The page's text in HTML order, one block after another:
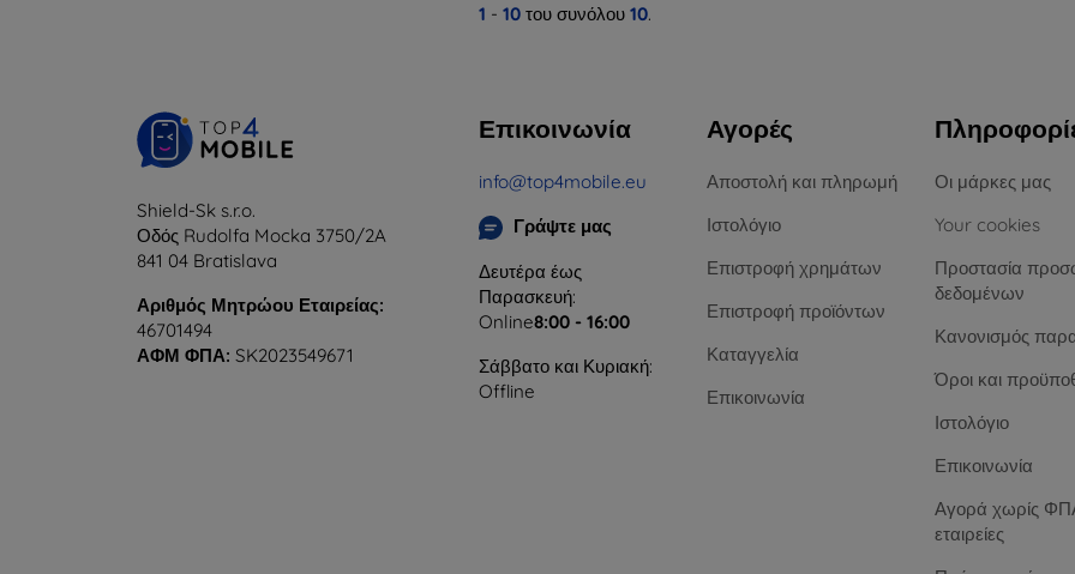
1 - 10 του συνόλου 10.
Shield-Sk s.r.o.
Οδός Rudolfa Mocka 3750/2A
841 04 Bratislava
Αριθμός Μητρώου Εταιρείας:
46701494
ΑΦΜ ΦΠΑ: SK2023549671
Επικοινωνία
info@top4mobile.eu
Γράψτε μας
Δευτέρα έως
Παρασκευή:
Online8:00 - 16:00
Σάββατο και Κυριακή:
Offline
Αγορές
Αποστολή και πληρωμή
Ιστολόγιο
Επιστροφή χρημάτων
Επιστροφή προϊόντων
Καταγγελία
Επικοινωνία
Οι μάρκες μας
Your cookies
Προστασία
δεδομένων
Κανονισμός
Όροι και
Ιστολόγιο
Επικοινωνία
Αγορά χωρίς
εταιρείες